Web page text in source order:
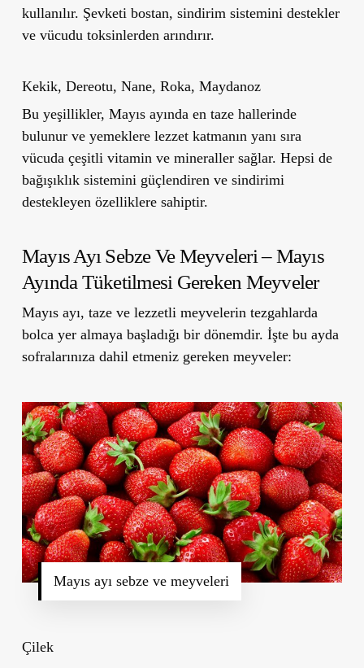
kullanılır. Şevketi bostan, sindirim sistemini destekler
ve vücudu toksinlerden arındırır.
Kekik, Dereotu, Nane, Roka, Maydanoz
Bu yeşillikler, Mayıs ayında en taze hallerinde
bulunur ve yemeklere lezzet katmanın yanı sıra
vücuda çeşitli vitamin ve mineraller sağlar. Hepsi de
bağışıklık sistemini güçlendiren ve sindirimi
destekleyen özelliklere sahiptir.
Mayıs Ayı Sebze Ve Meyveleri –Mayıs
Ayında Tüketilmesi Gereken Meyveler
Mayıs ayı, taze ve lezzetli meyvelerin tezgahlarda
bolca yer almaya başladığı bir dönemdir. İşte bu ayda
sofralarınıza dahil etmeniz gereken meyveler:
Mayıs ayı sebze ve meyveleri
Çilek